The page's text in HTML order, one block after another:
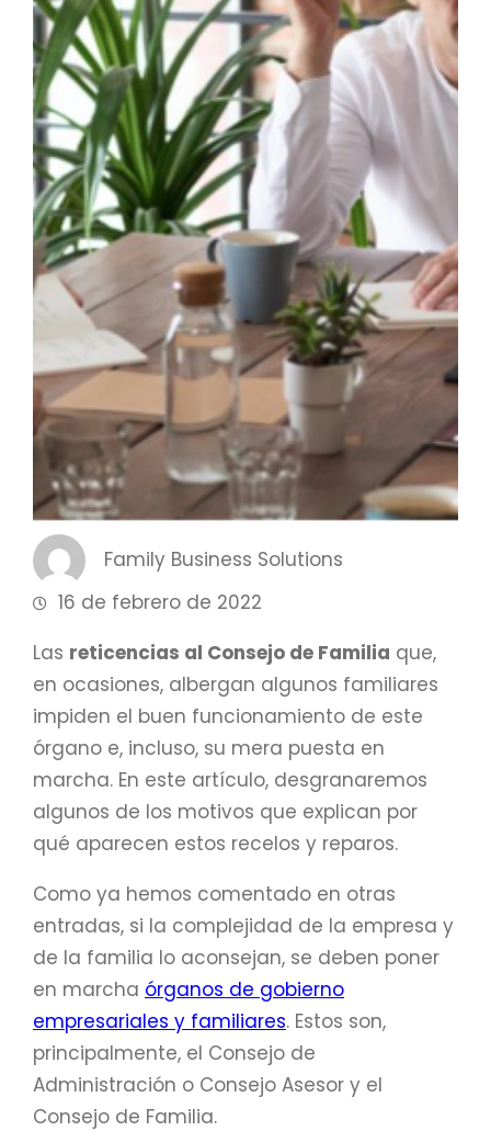
Family Business Solutions
16 de febrero de 2022
Las reticencias al Consejo de Familia que,
en ocasiones, albergan algunos familiares
impiden el buen funcionamiento de este
órgano e, incluso, su mera puesta en
marcha. En este artículo, desgranaremos
algunos de los motivos que explican por
qué aparecen estos recelos y reparos.
Como ya hemos comentado en otras
entradas, si la complejidad de la empresa y
de la familia lo aconsejan, se deben poner
en marcha órganos de gobierno
empresariales y familiares. Estos son,
principalmente, el Consejo de
Administración o Consejo Asesor y el
Consejo de Familia.